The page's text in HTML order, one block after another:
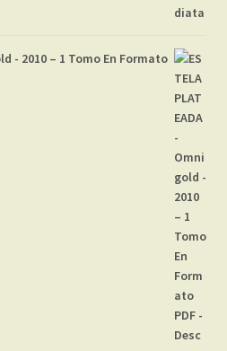
- 2010 – 1 Tomo En Formato